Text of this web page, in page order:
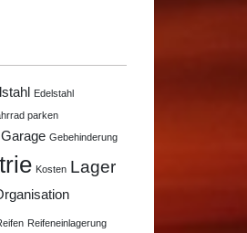
Edelstahl
parken
Garage Gebehinderung
Kosten Lager
Reifeneinlagerung